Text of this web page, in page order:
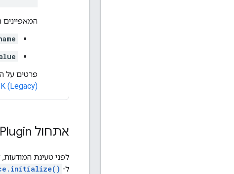
פרטים על
(Legacy)
אתחול
לפני טעינת
ל-